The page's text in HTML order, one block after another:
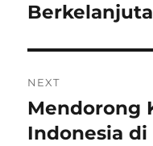
NEXT
Next
post:
Mendorong
Indonesia